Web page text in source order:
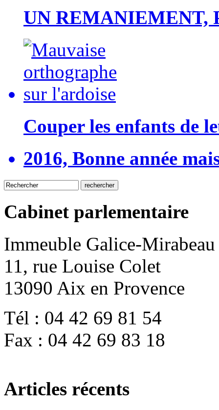
UN REMANIEMENT,
Couper les enfants de
2016, Bonne année
Cabinet parlementaire
Immeuble Galice-Mirabeau
11, rue Louise Colet
13090 Aix en Provence
Tél : 04 42 69 81 54
Fax : 04 42 69 83 18
Articles récents